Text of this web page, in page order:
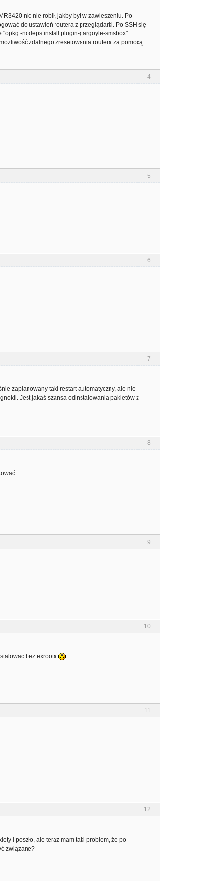
nic nie robił, jakby był w zawieszeniu. Po
do ustawień routera z przeglądarki. Po SSH się
"opkg -nodeps install plugin-gargoyle-smsbox".
zdalnego zresetowania routera za pomocą
4
5
6
7
zaplanowany taki restart automatyczny, ale nie
Jest jakaś szansa odinstalowania pakietów z
8
9
10
bez exroota
11
12
i poszło, ale teraz mam taki problem, że po
związane?